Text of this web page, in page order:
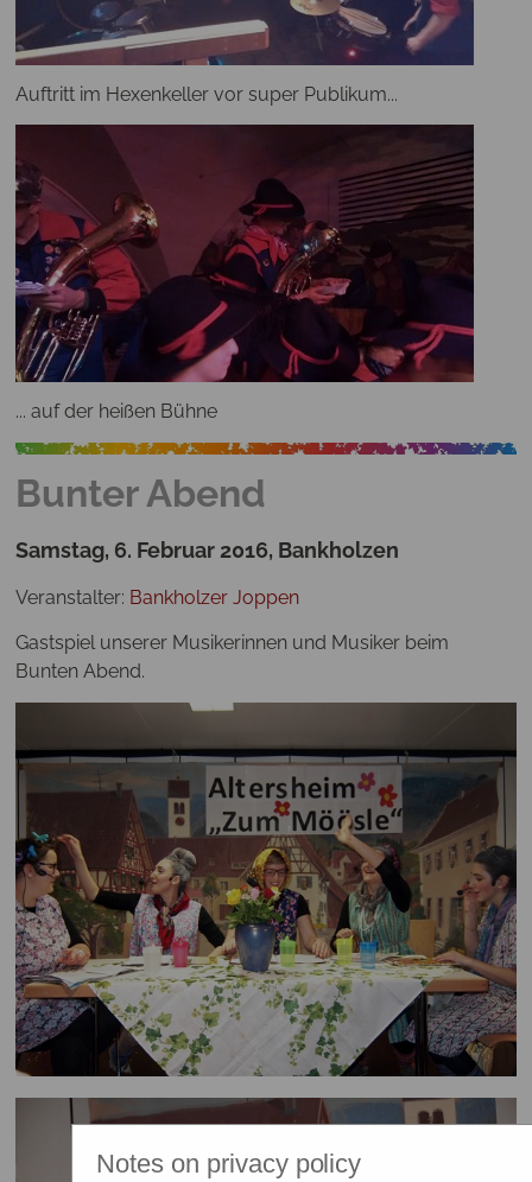
Auftritt im Hexenkeller vor super Publikum...
... auf der heißen Bühne
Bunter Abend
Samstag, 6. Februar 2016, Bankholzen
Veranstalter: Bankholzer Joppen
Gastspiel unserer Musikerinnen und Musiker beim
Bunten Abend.
Notes on privacy policy